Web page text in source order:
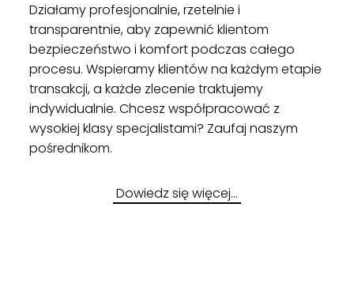
Działamy profesjonalnie, rzetelnie i
transparentnie, aby zapewnić klientom
bezpieczeństwo i komfort podczas całego
procesu. Wspieramy klientów na każdym etapie
transakcji, a każde zlecenie traktujemy
indywidualnie. Chcesz współpracować z
wysokiej klasy specjalistami? Zaufaj naszym
pośrednikom.
Dowiedz się więcej…